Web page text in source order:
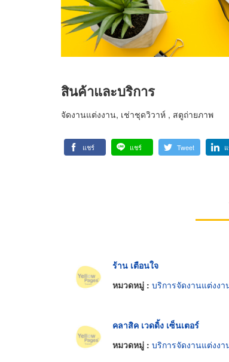
สินค้าและบริการ
จัดงานแต่งงาน, เช่าชุดวิวาห์ , สตูถ่ายภาพ
แชร์ แชร์ Tweet
ร้าน เตือนใจ
หมวดหมู่ : บริการจัดงานแต่งงา
คลาสิค เวดดิ้ง เซ็นเตอร์
หมวดหมู่ : บริการจัดงานแต่งงา